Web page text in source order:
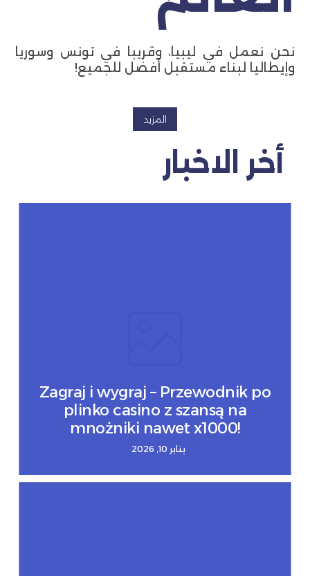
نحن نعمل في ليبيا، وقريبا في تونس وسوريا
وإيطاليا لبناء مستقبل أفضل للجميع!
المزيد
أخر الاخبار
Zagraj i wygraj – Przewodnik po
plinko casino z szansą na
mnożniki nawet x1000!
يناير 10, 2026